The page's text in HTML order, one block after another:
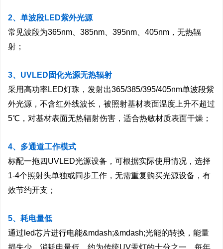
2、单波段LED紫外光源
常见波段为365nm、385nm、395nm、405nm，无热辐
射；
3、UVLED固化光源无热辐射
采用高功率LED灯珠，发射出365/385/395/405nm单波段紫
外光源，不含红外线波长，被照射基材表面温度上升不超过
5℃，对基材表面无热辐射伤害，适合热敏材质表面干燥；
4、多通道工作模式
标配一拖四UVLED光源设备，可根据实际使用情况，选择
1-4个照射头单独或同步工作，无需重复购买光源设备，有
效节约开支；
5、耗电量低
通过led芯片进行电能&mdash;&mdash;光能的转换，能量
损失少，消耗电量低，约为传统UV汞灯的十分之一，每年